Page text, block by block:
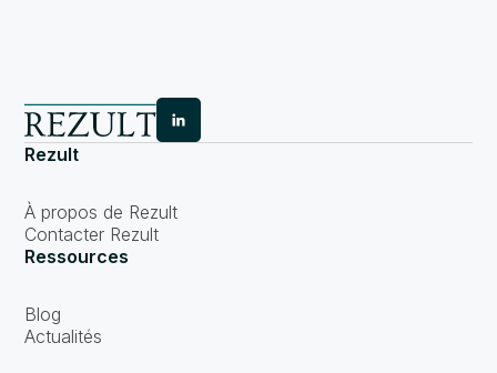
Rezult
À propos de Rezult
Contacter Rezult
Ressources
Blog
Actualités